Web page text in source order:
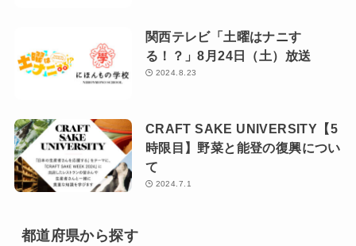
関西テレビ「土曜はナニす
る！？」8月24日（土）放送
2024.8.23
CRAFT SAKE UNIVERSITY【5
時限目】野菜と能登の復興につい
て
2024.7.1
都道府県から探す